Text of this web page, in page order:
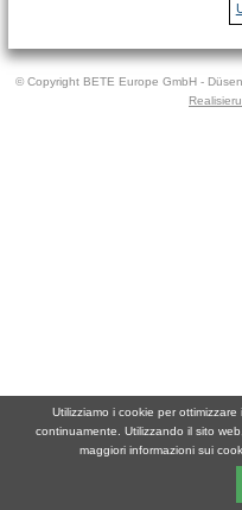
© Copyright BETE Europe GmbH -
Utilizziamo i cookie per
continuamente. Utilizzando il sito
maggiori informazioni sui